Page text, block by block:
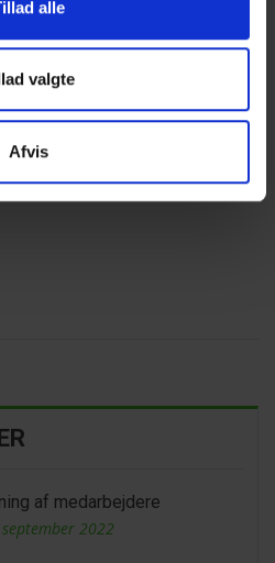
alle
valgte
Afvis
af medarbejdere
2022